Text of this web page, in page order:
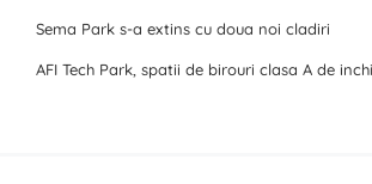
Sema Park s-a extins cu doua noi cladiri
AFI Tech Park, spatii de birouri clasa A de